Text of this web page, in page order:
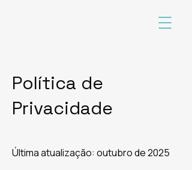
Política de
Privacidade
Última atualização: outubro de 2025